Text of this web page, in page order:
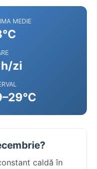
MEDIE
zi
caldă în